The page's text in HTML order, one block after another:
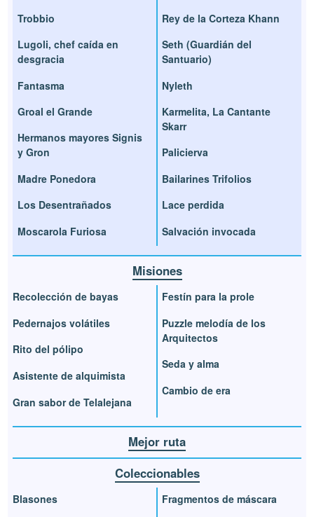
Trobbio
Lugoli, chef caída en
desgracia
Fantasma
Groal el Grande
Hermanos mayores Signis
y Gron
Madre Ponedora
Los Desentrañados
Moscarola Furiosa
Rey de la Corteza Khann
Seth (Guardián del
Santuario)
Nyleth
Karmelita, La Cantante
Skarr
Palicierva
Bailarines Trifolios
Lace perdida
Salvación invocada
Misiones
Recolección de bayas
Pedernajos volátiles
Rito del pólipo
Asistente de alquimista
Gran sabor de Telalejana
Festín para la prole
Puzzle melodía de los
Arquitectos
Seda y alma
Cambio de era
Mejor ruta
Coleccionables
Blasones
Fragmentos de máscara